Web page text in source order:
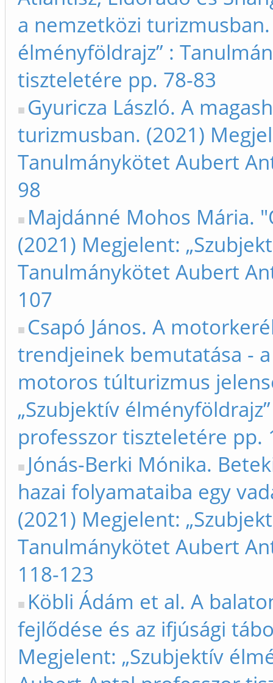
a nemzetközi
élményföldrajz” :
tiszteletére pp. 78-83
Gyuricza László. A
turizmusban. (2021)
Tanulmánykötet Aubert
98
Majdánné Mohos Mária.
(2021) Megjelent:
Tanulmánykötet Aubert
107
Csapó János. A
trendjeinek bemutatása -
motoros túlturizmus
„Szubjektív
professzor tiszteletére pp.
Jónás-Berki Mónika.
hazai folyamataiba egy
(2021) Megjelent:
Tanulmánykötet Aubert
118-123
Köbli Ádám et al. A
fejlődése és az ifjúsági
Megjelent: „Szubjektív